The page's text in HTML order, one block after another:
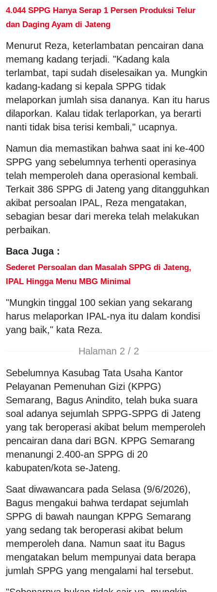
4.044 SPPG Hanya Serap 1 Persen Produksi Telur
dan Daging Ayam di Jateng
Menurut Reza, keterlambatan pencairan dana
memang kadang terjadi. "Kadang kala
terlambat, tapi sudah diselesaikan ya. Mungkin
kadang-kadang si kepala SPPG tidak
melaporkan jumlah sisa dananya. Kan itu harus
dilaporkan. Kalau tidak terlaporkan, ya berarti
nanti tidak bisa terisi kembali," ucapnya.
Namun dia memastikan bahwa saat ini ke-400
SPPG yang sebelumnya terhenti operasinya
telah memperoleh dana operasional kembali.
Terkait 386 SPPG di Jateng yang ditangguhkan
akibat persoalan IPAL, Reza mengatakan,
sebagian besar dari mereka telah melakukan
perbaikan.
Baca Juga :
Sederet Persoalan dan Masalah SPPG di Jateng,
IPAL Hingga Menu MBG Minimal
"Mungkin tinggal 100 sekian yang sekarang
harus melaporkan IPAL-nya itu dalam kondisi
yang baik," kata Reza.
Halaman 2 / 2
Sebelumnya Kasubag Tata Usaha Kantor
Pelayanan Pemenuhan Gizi (KPPG)
Semarang, Bagus Anindito, telah buka suara
soal adanya sejumlah SPPG-SPPG di Jateng
yang tak beroperasi akibat belum memperoleh
pencairan dana dari BGN. KPPG Semarang
menanungi 2.400-an SPPG di 20
kabupaten/kota se-Jateng.
Saat diwawancara pada Selasa (9/6/2026),
Bagus mengakui bahwa terdapat sejumlah
SPPG di bawah naungan KPPG Semarang
yang sedang tak beroperasi akibat belum
memperoleh dana. Namun saat itu Bagus
mengatakan belum mempunyai data berapa
jumlah SPPG yang mengalami hal tersebut.